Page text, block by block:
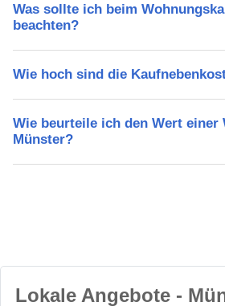
Was sollte ich beim
beachten?
Wie hoch sind die
Wie beurteile ich den Wert einer
Münster?
Lokale Angebote -